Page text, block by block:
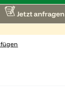
Jetzt anfragen